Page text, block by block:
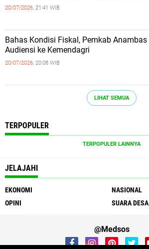
20/07/2026, 21:41 WIB
Bahas Kondisi Fiskal, Pemkab Anambas
Audiensi ke Kemendagri
20/07/2026, 20:08 WIB
LIHAT SEMUA
TERPOPULER
TERPOPULER LAINNYA
JELAJAHI
EKONOMI
NASIONAL
OPINI
SUARA DESA
@Medsos